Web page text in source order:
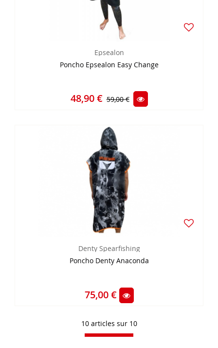
Epsealon
Poncho Epsealon Easy Change
48,90 € 59,00 €
Denty Spearfishing
Poncho Denty Anaconda
75,00 €
10 articles sur 10